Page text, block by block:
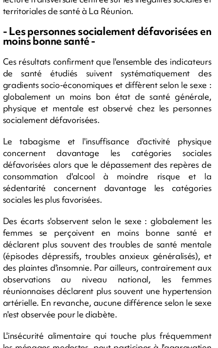
territoriales de santé à La Réunion.
- Les personnes socialement défavorisées en
moins bonne santé -
Ces résultats confirment que l'ensemble des indicateurs
de santé étudiés suivent systématiquement des
gradients socio-économiques et diffèrent selon le sexe :
globalement un moins bon état de santé générale,
physique et mentale est observé chez les personnes
socialement défavorisées.
Le tabagisme et l'insuffisance d'activité physique
concernent davantage les catégories sociales
défavorisées alors que le dépassement des repères de
consommation d'alcool à moindre risque et la
sédentarité concernent davantage les catégories
sociales les plus favorisées.
Des écarts s'observent selon le sexe : globalement les
femmes se perçoivent en moins bonne santé et
déclarent plus souvent des troubles de santé mentale
(épisodes dépressifs, troubles anxieux généralisés), et
des plaintes d'insomnie. Par ailleurs, contrairement aux
observations au niveau national, les femmes
réunionnaises déclarent plus souvent une hypertension
artérielle. En revanche, aucune différence selon le sexe
n'est observée pour le diabète.
L'insécurité alimentaire qui touche plus fréquemment